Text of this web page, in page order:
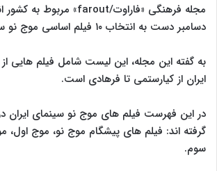
دسامبر دست به انتخاب ۱۰ فیلم اساسی موج نو سینمای ایران زد.
به گفته این مجله، این لیست شامل فیلم هایی از
ایران از کیارستمی تا فرهادی است.
در این فهرست فیلم های موج نو سینمای ایران
گرفته اند: فیلم های پیشگام موج نو، موج
سوم.